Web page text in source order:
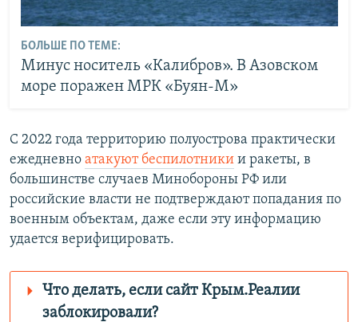
БОЛЬШЕ ПО ТЕМЕ:
Минус носитель «Калибров». В Азовском
море поражен МРК «Буян-М»
С 2022 года территорию полуострова практически
ежедневно атакуют беспилотники и ракеты, в
большинстве случаев Минобороны РФ или
российские власти не подтверждают попадания по
военным объектам, даже если эту информацию
удается верифицировать.
Что делать, если сайт Крым.Реалии
заблокировали?